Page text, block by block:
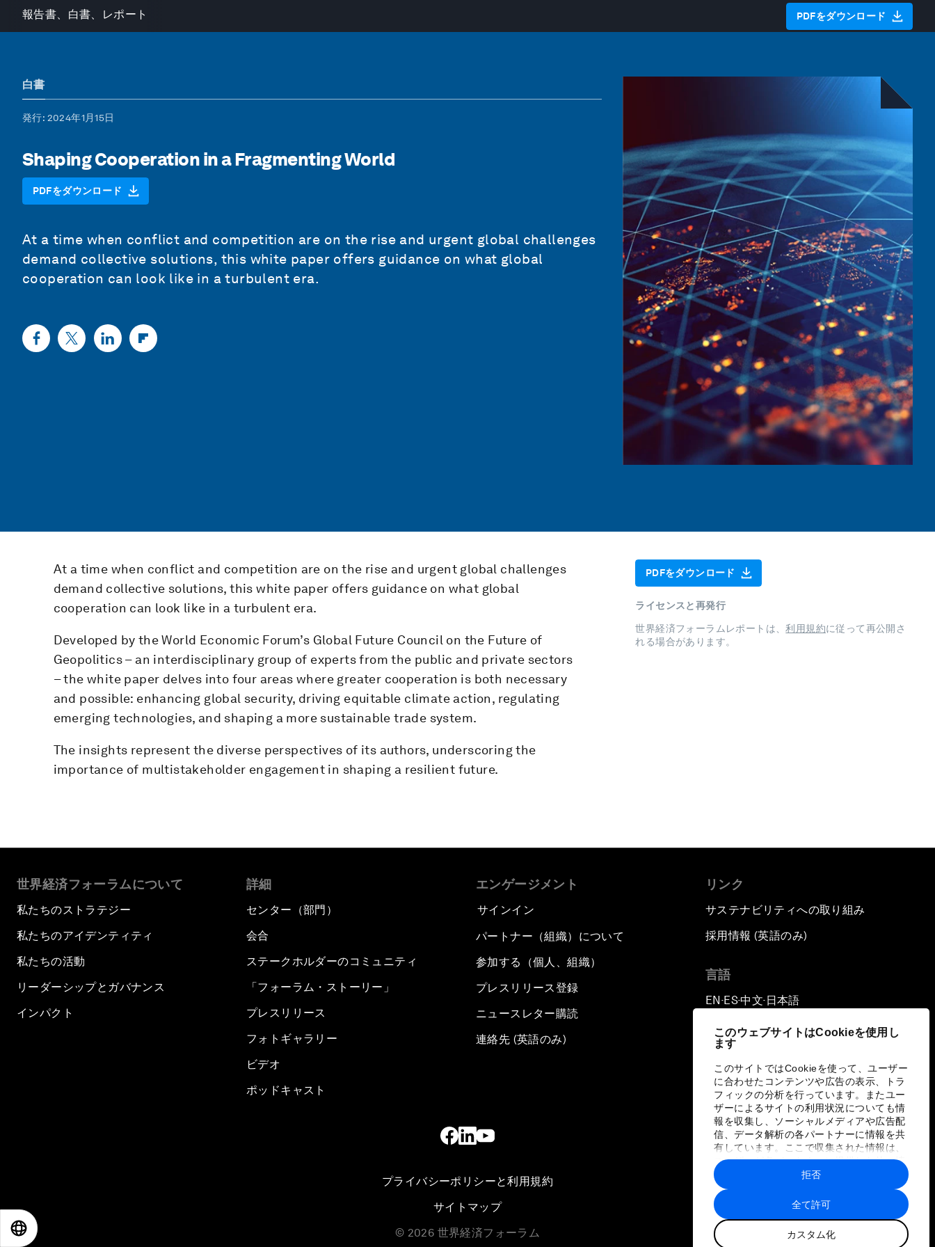
このウェブサイトはCookieを使用し
ます
このサイトではCookieを使って、ユーザー
に合わせたコンテンツや広告の表示、トラ
フィックの分析を行っています。またユー
ザーによるサイトの利用状況についても情
報を収集し、ソーシャルメディアや広告配
信、データ解析の各パートナーに情報を共
有しています。ここで収集された情報は、
ユーザーが各パートナーに提供した他の情
報や各パートナーのサービスを使用した際
に収集された情報と組み合わされ、各パー
トナーによって使用されることがありま
す。
全て許可
カスタム化
拒否
報告書、白書、レポート PDFをダウンロード
白書
発行: 2024年1月15日
Shaping Cooperation in a Fragmenting World
PDFをダウンロード
At a time when conflict and competition are on the rise and urgent global challenges
demand collective solutions, this white paper offers guidance on what global
cooperation can look like in a turbulent era.
At a time when conflict and competition are on the rise and urgent global challenges
demand collective solutions, this white paper offers guidance on what global
cooperation can look like in a turbulent era.
Developed by the World Economic Forum’s Global Future Council on the Future of
Geopolitics – an interdisciplinary group of experts from the public and private sectors
– the white paper delves into four areas where greater cooperation is both necessary
and possible: enhancing global security, driving equitable climate action, regulating
emerging technologies, and shaping a more sustainable trade system.
The insights represent the diverse perspectives of its authors, underscoring the
importance of multistakeholder engagement in shaping a resilient future.
PDFをダウンロード
ライセンスと再発行
世界経済フォーラムレポートは、利用規約に従って再公開さ
れる場合があります。
世界経済フォーラムについて
私たちのストラテジー
私たちのアイデンティティ
私たちの活動
リーダーシップとガバナンス
インパクト
詳細
センター（部門）
会合
ステークホルダーのコミュニティ
「フォーラム・ストーリー」
プレスリリース
フォトギャラリー
ビデオ
ポッドキャスト
エンゲージメント
サインイン
パートナー（組織）について
参加する（個人、組織）
プレスリリース登録
ニュースレター購読
連絡先 (英語のみ)
リンク
サステナビリティへの取り組み
採用情報 (英語のみ)
言語
EN ▪ ES▪中文▪ 日本語
プライバシーポリシーと利用規約
サイトマップ
© 2026 世界経済フォーラム